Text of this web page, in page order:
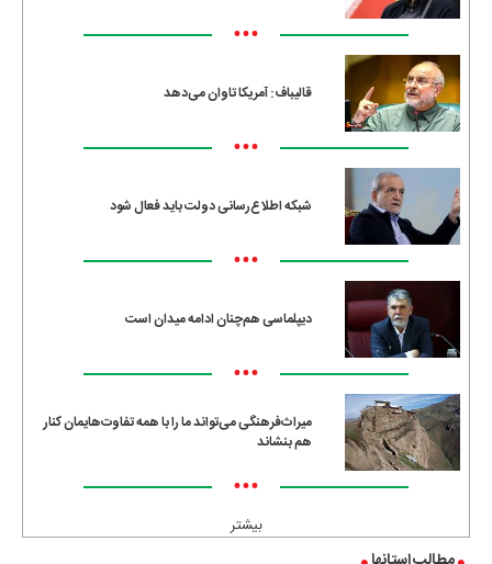
•••
قالیباف: آمریکا تاوان می‌دهد
•••
شبکه اطلاع‌رسانی دولت باید فعال شود
•••
دیپلماسی هم‌چنان ادامه میدان است
•••
میراث‌فرهنگی می‌تواند ما را با همه تفاوت‌هایمان کنار
هم بنشاند
•••
بیشتر